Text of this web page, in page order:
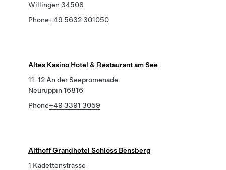
Willingen 34508
Phone+49 5632 301050
Altes Kasino Hotel & Restaurant am See
11-12 An der Seepromenade
Neuruppin 16816
Phone+49 3391 3059
Althoff Grandhotel Schloss Bensberg
1 Kadettenstrasse